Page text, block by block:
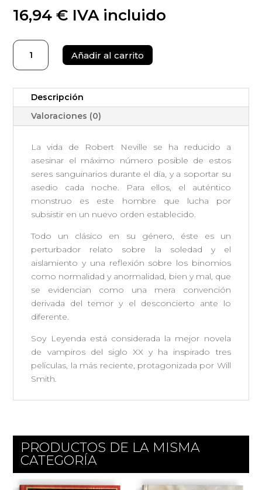
16,94€ IVA incluido
Soy
Leyenda
cantidad
Añadir al carrito
Descripción
Valoraciones (0)
La vida de Robert Neville se ha reducido a
asesinar el máximo número posible de estos
seres sanguinarios durante el día, y a soportar su
asedio cada noche. Para ellos, el auténtico
monstruo es este hombre que lucha por
subsistir en un nuevo orden establecido.
Todo un clásico en su género, éste es un
perturbador relato sobre la soledad y el
aislamiento y una reflexión sobre los binomios
como normalidad y anormalidad, bien y mal, que
se evidencian como una mera convención
derivada del temor y el desconcierto ante lo
diferente.
Soy Leyenda está considerada la mejor novela
de vampiros del siglo XX y ha inspirado tres
películas, la más reciente, protagonizada por Will
Smith.
PRODUCTOS DE LA MISMA
CATEGORÍA